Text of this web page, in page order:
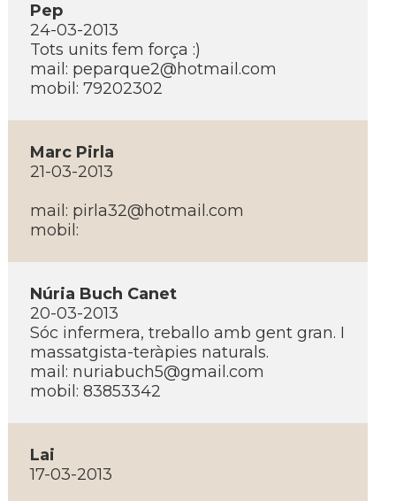
Pep
24-03-2013
Tots units fem força :)
mail: peparque2@hotmail.com
mobil: 79202302
Marc Pirla
21-03-2013
mail: pirla32@hotmail.com
mobil:
Núria Buch Canet
20-03-2013
Sóc infermera, treballo amb gent gran. I
massatgista-teràpies naturals.
mail: nuriabuch5@gmail.com
mobil: 83853342
Lai
17-03-2013